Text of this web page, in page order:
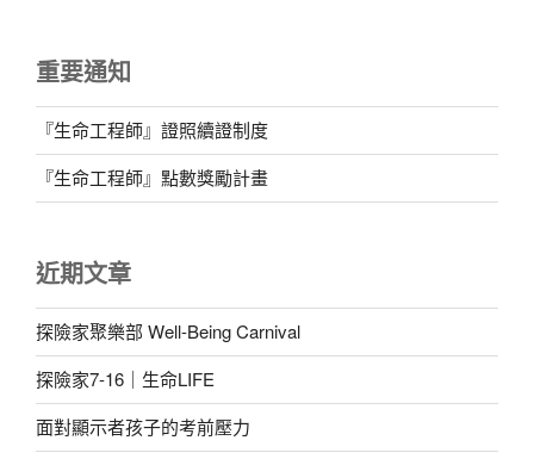
個
子
都
是
無
重要通知
『生命工程師』證照續證制度
『生命工程師』點數獎勵計畫
近期文章
探險家聚樂部 Well-Being Carnival
探險家7-16｜生命LIFE
面對顯示者孩子的考前壓力